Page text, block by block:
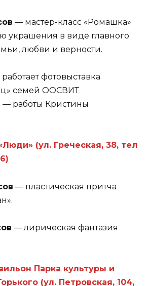
— мастер-класс «Ромашка»
украшения в виде главного
любви и верности.
фотовыставка
семей ООСВИТ
— работы Кристины
(ул. Греческая, 38, тел
— пластическая притча
— лирическая фантазия
Парка культуры и
(ул. Петровская, 104,